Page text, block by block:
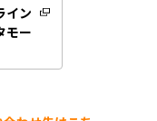
イン
モー